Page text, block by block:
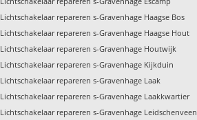
Lichtschakelaar repareren s-Gravenhage Haagse Bos
Lichtschakelaar repareren s-Gravenhage Haagse Hout
Lichtschakelaar repareren s-Gravenhage Houtwijk
Lichtschakelaar repareren s-Gravenhage Kijkduin
Lichtschakelaar repareren s-Gravenhage Laak
Lichtschakelaar repareren s-Gravenhage Laakkwartier
Lichtschakelaar repareren s-Gravenhage Leidschenveen